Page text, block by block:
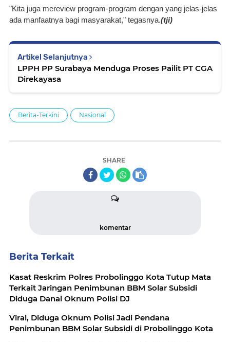
"Kita juga mereview program-program dengan yang jelas-jelas
ada manfaatnya bagi masyarakat," tegasnya.(tji)
Artikel Selanjutnya
LPPH PP Surabaya Menduga Proses Pailit PT CGA
Direkayasa
Berita-Terkini Nasional
SHARE
komentar
Berita Terkait
Kasat Reskrim Polres Probolinggo Kota Tutup Mata
Terkait Jaringan Penimbunan BBM Solar Subsidi
Diduga Danai Oknum Polisi DJ
Viral, Diduga Oknum Polisi Jadi Pendana
Penimbunan BBM Solar Subsidi di Probolinggo Kota